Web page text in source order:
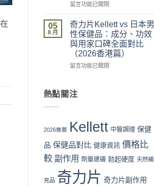
代
風
險
全
面
析〉
官
優
惠、
多
盒
折
最
時
中
價
咪
可
信？
真
評
解
購
指
中
在
力
片
Kellett
官
購
程
完
學：
下
到
貨
留言功能已關閉
05
8 月
奇力片Kellett vs 日本男
性保健品：成分、功效
與用家口碑全面對比
（2026香港篇）
在
片
本
性
健
品：
成
留言功能已關閉
熱點關注
2026推薦 Kellett 中醫調理 保健
品 保健品對比 健康資訊 價格比
較 副作用 劑量建議 勃起硬度 天然補
充品 奇力片 奇力片副作用